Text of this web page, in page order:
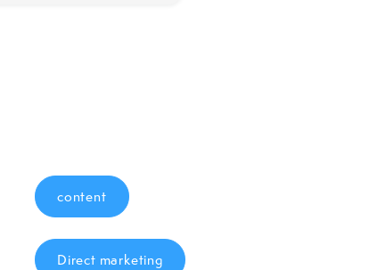
content
Direct marketing